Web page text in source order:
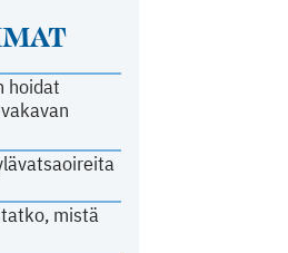
hoidat
mistä